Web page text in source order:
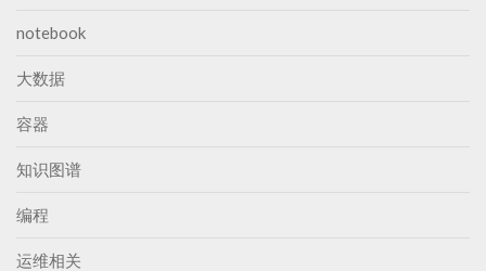
notebook
大数据
容器
知识图谱
编程
运维相关